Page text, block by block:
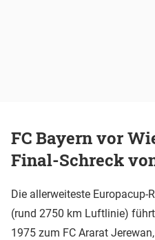
FC Bayern vor
Final-Schreck
Die allerweiteste Europacup-
(rund 2750 km Luftlinie)
1975 zum FC Ararat